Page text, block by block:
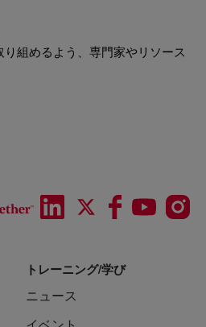
組めるよう、専門家やリソース
トレーニング/学び
ニュース